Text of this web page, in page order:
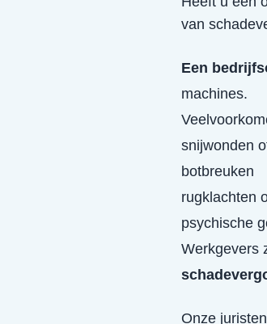
van
Een
machines.
snijwonden
botbreuken
rugklachten
psychische
Werkgevers
Onze